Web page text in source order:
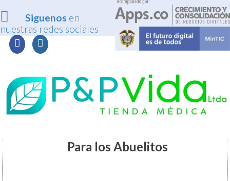
Siguenos en
nuestras redes sociales
Para los Abuelitos